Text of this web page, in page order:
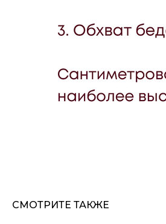
СМОТРИТЕ ТАКЖЕ